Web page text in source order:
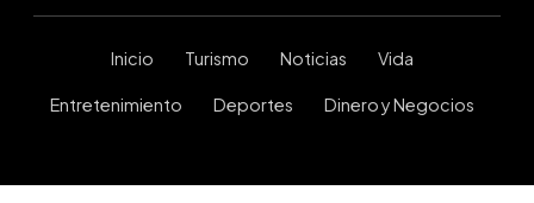
Inicio Turismo Noticias Vida
Entretenimiento Deportes Dinero y Negocios